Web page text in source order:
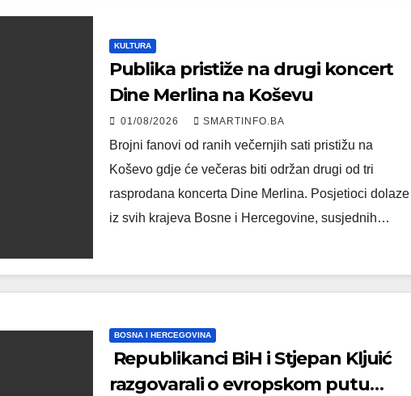
KULTURA
Publika pristiže na drugi koncert
Dine Merlina na Koševu
01/08/2026 SMARTINFO.BA
Brojni fanovi od ranih večernjih sati pristižu na
Koševo gdje će večeras biti održan drugi od tri
rasprodana koncerta Dine Merlina. Posjetioci dolaze
iz svih krajeva Bosne i Hercegovine, susjednih…
BOSNA I HERCEGOVINA
Republikanci BiH i Stjepan Kljuić
razgovarali o evropskom putu